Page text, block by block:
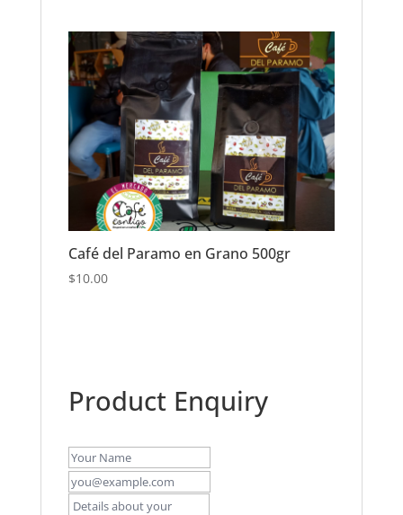
Café del Paramo en Grano 500gr
$10.00
Product Enquiry